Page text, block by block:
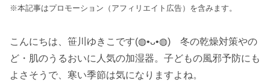
※本記事はプロモーション（アフィリエイト広告）を含みます。
こんにちは、笹川ゆきこです(◍•ᴗ•◍) 冬の乾燥対策やの
ど・肌のうるおいに人気の加湿器。子どもの風邪予防にも
よさそうで、寒い季節は気になりますよね。